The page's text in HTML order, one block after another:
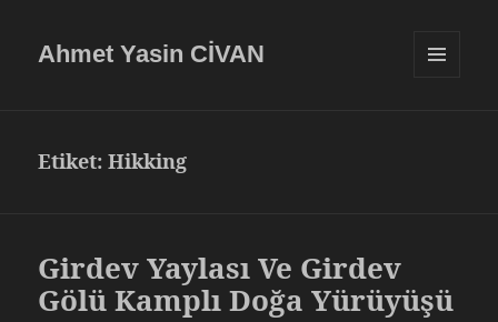
Ahmet Yasin CİVAN
Etiket:Hikking
Girdev Yaylası Ve Girdev
Gölü Kamplı Doğa Yürüyüşü